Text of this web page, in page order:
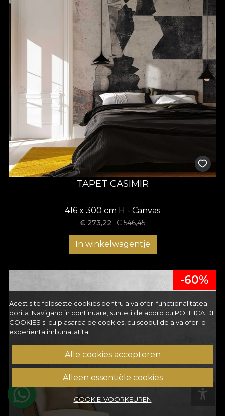
TAPET CASIMIR
416 x 300 cm H - Canvas
€ 273,22 €546,45
In winkelwagentje
-60%
Acest site foloseste cookies pentru a va oferi functionalitatea
dorita. Navigand in continuare, sunteti de acord cu POLITICA DE
COOKIES si cu plasarea de cookies, cu scopul de a va oferi o
experienta imbunatatita.
Alle cookies accepteren
Alleen essentiële cookies
COOKIE-VOORKEUREN